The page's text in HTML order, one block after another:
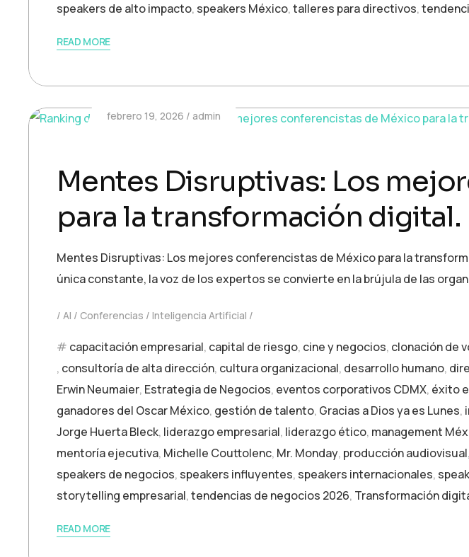
speakers de alto impacto, speakers México,talleres para directivos,
READ MORE
febrero 19, 2026 admin
Mentes Disruptivas: Los
para la transformación digital.
Mentes Disruptivas: Los mejores conferencistas de México para la
única constante, la voz de los expertos se convierte en la brújula de las
AI Conferencias Inteligencia Artificial
capacitación empresarial, capital de riesgo, cine y negocios, clonación de
, consultoría de alta dirección, cultura organizacional, desarrollo humano,
Erwin Neumaier, Estrategia de Negocios, eventos corporativos CDMX, éxito
ganadores del Oscar México, gestión de talento, Gracias a Dios ya es Lunes,
Jorge Huerta Bleck, liderazgo empresarial, liderazgo ético, management
mentoría ejecutiva, Michelle Couttolenc, Mr. Monday, producción audiovisual,
speakers de negocios, speakers influyentes, speakers internacionales,
storytelling empresarial,tendencias de negocios 2026, Transformación
READ MORE